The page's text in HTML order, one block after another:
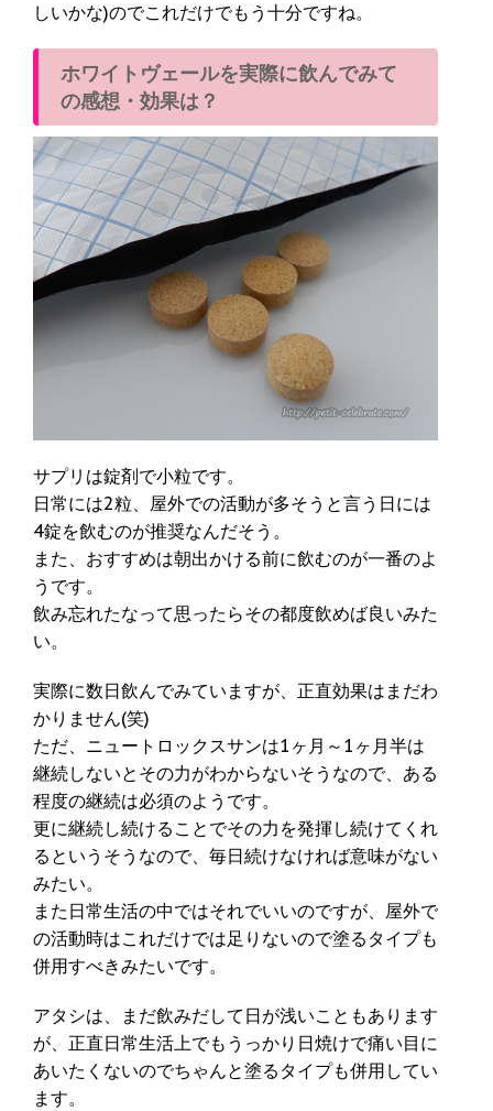
しいかな)のでこれだけでもう十分ですね。
ホワイトヴェールを実際に飲んでみて
の感想・効果は？
サプリは錠剤で小粒です。
日常には2粒、屋外での活動が多そうと言う日には
4錠を飲むのが推奨なんだそう。
また、おすすめは朝出かける前に飲むのが一番のよ
うです。
飲み忘れたなって思ったらその都度飲めば良いみた
い。
実際に数日飲んでみていますが、正直効果はまだわ
かりません(笑)
ただ、ニュートロックスサンは1ヶ月～1ヶ月半は
継続しないとその力がわからないそうなので、ある
程度の継続は必須のようです。
更に継続し続けることでその力を発揮し続けてくれ
るというそうなので、毎日続けなければ意味がない
みたい。
また日常生活の中ではそれでいいのですが、屋外で
の活動時はこれだけでは足りないので塗るタイプも
併用すべきみたいです。
アタシは、まだ飲みだして日が浅いこともあります
が、正直日常生活上でもうっかり日焼けで痛い目に
あいたくないのでちゃんと塗るタイプも併用してい
ます。